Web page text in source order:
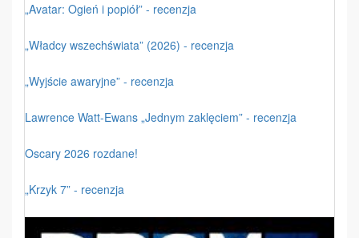
„Avatar: Ogień i popiół” - recenzja
„Władcy wszechświata” (2026) - recenzja
„Wyjście awaryjne” - recenzja
Lawrence Watt-Ewans „Jednym zaklęciem” - recenzja
Oscary 2026 rozdane!
„Krzyk 7” - recenzja